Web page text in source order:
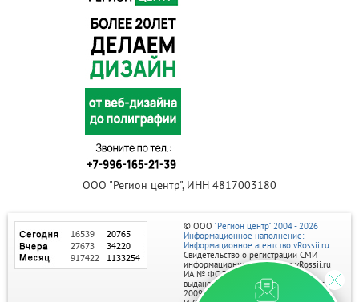
ООО "Регион центр", ИНН 4817003180
© ООО "Регион центр" 2004 - 2026
Информационное наполнение:
Информационное агентство vRossii.ru
Свидетельство о регистрации СМИ
информационного агентства vRossii.ru
ИА № ФС 77‑35502
выдано РОСКОМНАДЗОРом 04 марта
2009г.